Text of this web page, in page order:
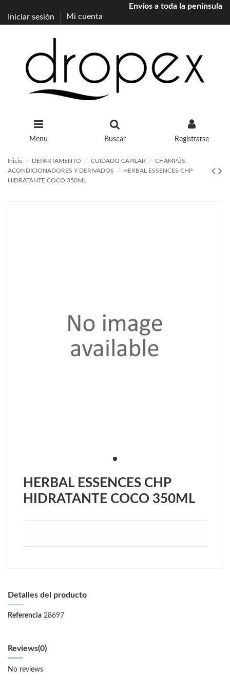
Envíos a toda la península
Iniciar sesión
Mi cuenta
Menu Buscar Registrarse
Inicio DEPARTAMENTO CUIDADO CAPILAR
CHAMPÚS,
ACONDICIONADORES Y DERIVADOS
HERBAL ESSENCES CHP
HIDRATANTE COCO 350ML
HERBAL ESSENCES CHP
HIDRATANTE COCO 350ML
Detalles del producto
Referencia 28697
Reviews(0)
No reviews